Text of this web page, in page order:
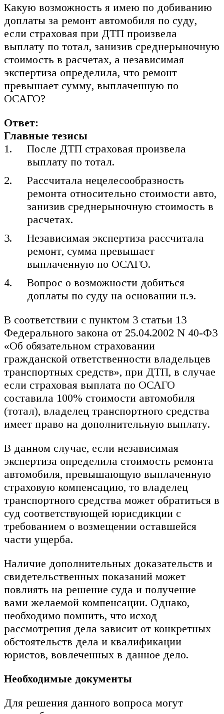
Какую возможность я имею по добиванию
доплаты за ремонт автомобиля по суду,
если страховая при ДТП произвела
выплату по тотал, занизив среднерыночную
стоимость в расчетах, а независимая
экспертиза определила, что ремонт
превышает сумму, выплаченную по
ОСАГО?
Ответ:
Главные тезисы
После ДТП страховая произвела
выплату по тотал.
Рассчитала нецелесообразность
ремонта относительно стоимости авто,
занизив среднерыночную стоимость в
расчетах.
Независимая экспертиза рассчитала
ремонт, сумма превышает
выплаченную по ОСАГО.
Вопрос о возможности добиться
доплаты по суду на основании н.э.
В соответствии с пунктом 3 статьи 13
Федерального закона от 25.04.2002 N 40-ФЗ
«Об обязательном страховании
гражданской ответственности владельцев
транспортных средств», при ДТП, в случае
если страховая выплата по ОСАГО
составила 100% стоимости автомобиля
(тотал), владелец транспортного средства
имеет право на дополнительную выплату.
В данном случае, если независимая
экспертиза определила стоимость ремонта
автомобиля, превышающую выплаченную
страховую компенсацию, то владелец
транспортного средства может обратиться в
суд соответствующей юрисдикции с
требованием о возмещении оставшейся
части ущерба.
Наличие дополнительных доказательств и
свидетельственных показаний может
повлиять на решение суда и получение
вами желаемой компенсации. Однако,
необходимо помнить, что исход
рассмотрения дела зависит от конкретных
обстоятельств дела и квалификации
юристов, вовлеченных в данное дело.
Необходимые документы
Для решения данного вопроса могут